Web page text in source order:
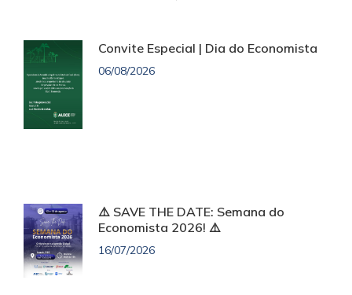
Convite Especial | Dia do Economista
06/08/2026
⚠️ SAVE THE DATE: Semana do
Economista 2026! ⚠️
16/07/2026